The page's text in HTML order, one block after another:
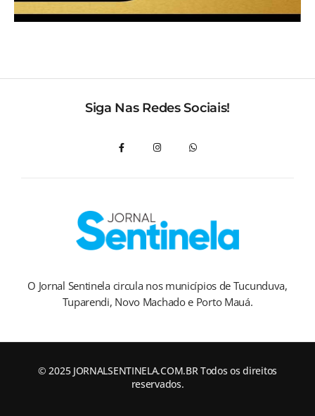
Siga Nas Redes Sociais!
O Jornal Sentinela circula nos municípios de Tucunduva,
Tuparendi, Novo Machado e Porto Mauá.
© 2025 JORNALSENTINELA.COM.BR Todos os direitos
reservados.